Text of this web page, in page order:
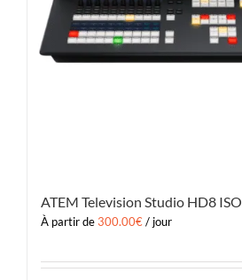
ATEM Television Studio HD8 ISO
À partir de300.00€/ jour